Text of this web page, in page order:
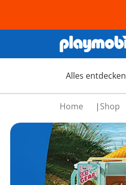
Alles entdecken
Home Shop